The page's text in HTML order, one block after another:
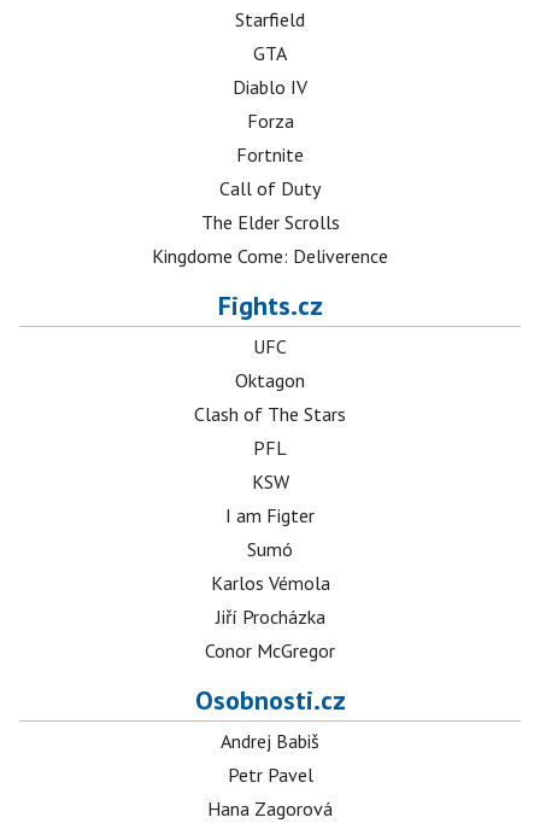
Starfield
GTA
Diablo IV
Forza
Fortnite
Call of Duty
The Elder Scrolls
Kingdome Come: Deliverence
Fights.cz
UFC
Oktagon
Clash of The Stars
PFL
KSW
I am Figter
Sumó
Karlos Vémola
Jiří Procházka
Conor McGregor
Osobnosti.cz
Andrej Babiš
Petr Pavel
Hana Zagorová